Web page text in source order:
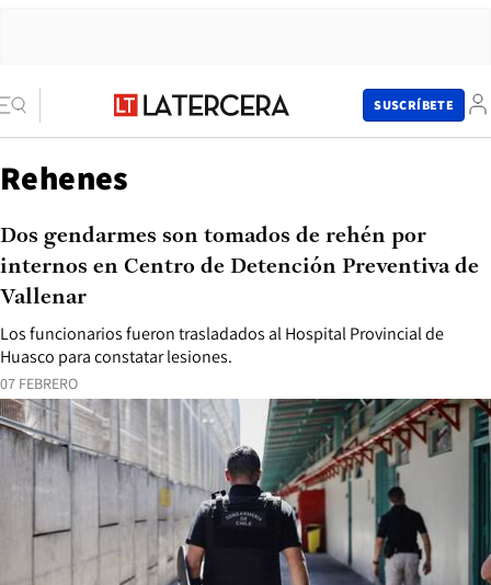
SUSCRÍBETE
Rehenes
07 FEBRERO
Los funcionarios fueron trasladados al Hospital Provincial de
Huasco para constatar lesiones.
Dos gendarmes son tomados de rehén por
internos en Centro de Detención Preventiva de
Vallenar